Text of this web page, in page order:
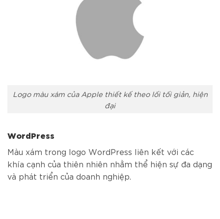
Logo màu xám của Apple thiết kế theo lối tối giản, hiện
đại
WordPress
Màu xám trong logo WordPress liên kết với các
khía cạnh của thiên nhiên nhằm thể hiện sự đa dạng
và phát triển của doanh nghiệp.